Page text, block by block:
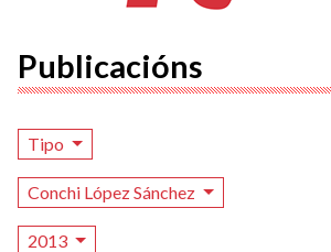
Publicacións
Tipo
Conchi López Sánchez
2013